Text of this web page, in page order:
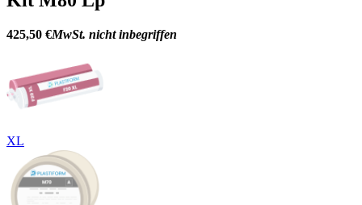
425,50 €MwSt. nicht inbegriffen
XL